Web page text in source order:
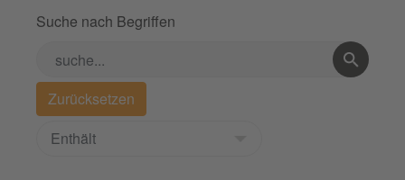
Suche nach Begriffen